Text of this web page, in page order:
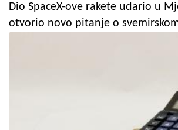
Dio SpaceX-ove rakete udario u
otvorio novo pitanje o